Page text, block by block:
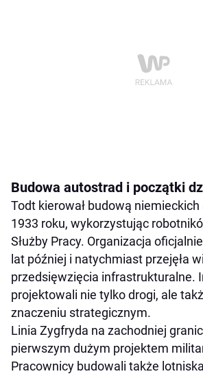
Budowa autostrad i początki
Todt kierował budową
1933 roku, wykorzystując
Służby Pracy. Organizacja
lat później i natychmiast przejęła
przedsięwzięcia infrastrukturalne.
projektowali nie tylko drogi, ale
znaczeniu strategicznym.
Linia Zygfryda na zachodniej
pierwszym dużym projektem
Pracownicy budowali także